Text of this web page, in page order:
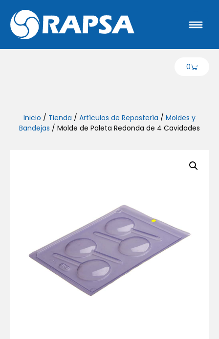
0
Inicio / Tienda / Artículos de Repostería / Moldes y
Bandejas / Molde de Paleta Redonda de 4 Cavidades